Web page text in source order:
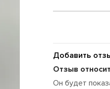
Добавить
Отзыв
Он будет